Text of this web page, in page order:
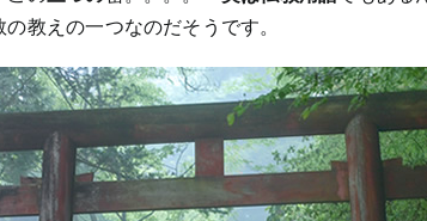
教えの一つなのだそうです。